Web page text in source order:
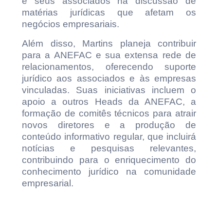
matérias jurídicas que afetam os
negócios empresariais.
Além disso, Martins planeja contribuir
para a ANEFAC e sua extensa rede de
relacionamentos, oferecendo suporte
jurídico aos associados e às empresas
vinculadas. Suas iniciativas incluem o
apoio a outros Heads da ANEFAC, a
formação de comitês técnicos para atrair
novos diretores e a produção de
conteúdo informativo regular, que incluirá
notícias e pesquisas relevantes,
contribuindo para o enriquecimento do
conhecimento jurídico na comunidade
empresarial.